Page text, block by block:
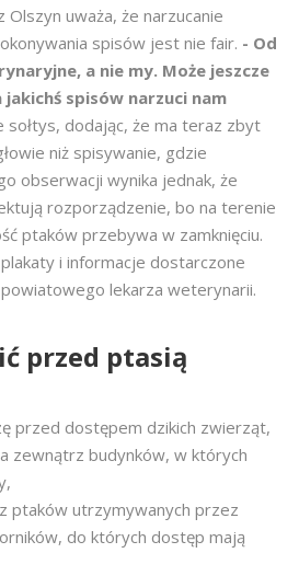
Olszyn uważa, że narzucanie
spisów jest nie fair. - Od
a nie my. Może jeszcze
spisów narzuci nam
sołtys, dodając, że ma teraz zbyt
niż spisywanie, gdzie
obserwacji wynika jednak, że
rozporządzenie, bo na terenie
ptaków przebywa w zamknięciu.
i informacje dostarczone
lekarza weterynarii.
przed ptasią
przed dostępem dzikich zwierząt,
zewnątrz budynków, w których
ptaków utrzymywanych przez
do których dostęp mają